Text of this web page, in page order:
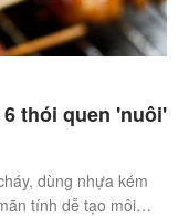
thói quen 'nuôi'
dùng nhựa kém
tính dễ tạo môi